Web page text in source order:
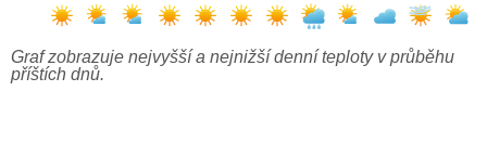
Graf zobrazuje nejvyšší a nejnižší denní teploty v průběhu
příštích dnů.